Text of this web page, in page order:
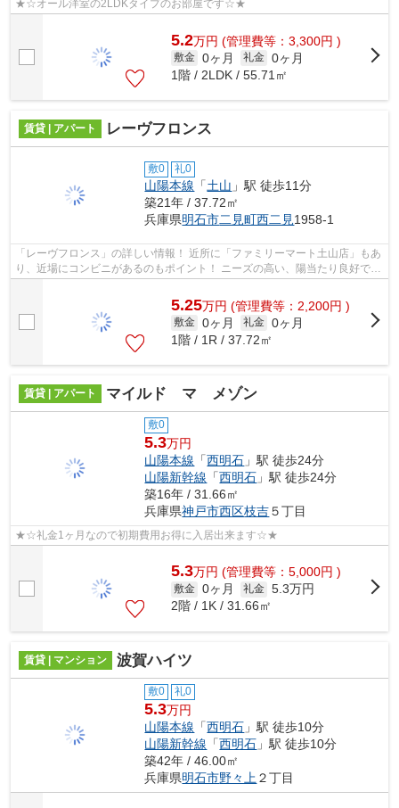
★☆オール洋室の2LDKタイプのお部屋です☆★
5.2万円 (管理費等：3,300円 )
敷金 0ヶ月 礼金 0ヶ月
1階 / 2LDK / 55.71㎡
賃貸 | アパート レーヴフロンス
敷0 礼0
山陽本線 「土山 」駅 徒歩11分
築21年 / 37.72㎡
兵庫県明石市二見町西二見1958-1
「レーヴフロンス」の詳しい情報！ 近所に「ファミリーマート土山店」もあ
り、近場にコンビニがあるのもポイント！ ニーズの高い、陽当たり良好で快
5.25万円 (管理費等：2,200円 )
敷金 0ヶ月 礼金 0ヶ月
1階 / 1R / 37.72㎡
賃貸 | アパート マイルド マ メゾン
敷0
5.3万円
山陽本線 「西明石 」駅 徒歩24分
山陽新幹線 「西明石 」駅 徒歩24分
築16年 / 31.66㎡
兵庫県神戸市西区枝吉５丁目
★☆礼金1ヶ月なので初期費用お得に入居出来ます☆★
5.3万円 (管理費等：5,000円 )
敷金 0ヶ月 礼金 5.3万円
2階 / 1K / 31.66㎡
賃貸 | マンション 波賀ハイツ
敷0 礼0
5.3万円
山陽本線 「西明石 」駅 徒歩10分
山陽新幹線 「西明石 」駅 徒歩10分
築42年 / 46.00㎡
兵庫県明石市野々上 ２丁目